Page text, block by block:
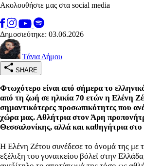
Ακολουθήστε μας στα social media
Δημοσιεύτηκε: 03.06.2026
Τάνια Δήμου
SHARE
Φτωχότερο είναι από σήμερα το
από τη ζωή σε ηλικία 70 ετών η Ελένη
σημαντικότερες προσωπικότητες που
χώρα μας. Αθλήτρια στον Άρη
Θεσσαλονίκης, αλλά και καθηγήτρια
Η Ελένη Ζέτου συνέδεσε το όνομά της με
εξέλιξη του γυναικείου βόλεϊ στην